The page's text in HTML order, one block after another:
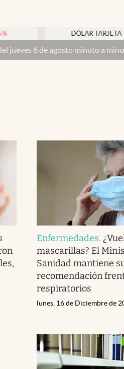
DÓLAR TARJETA $ 1976
minuto a minutoEl Senado
Enfermedades.
mascarillas? El
Sanidad mantiene
recomendación
respiratorios
lunes, 16 de Diciembre de